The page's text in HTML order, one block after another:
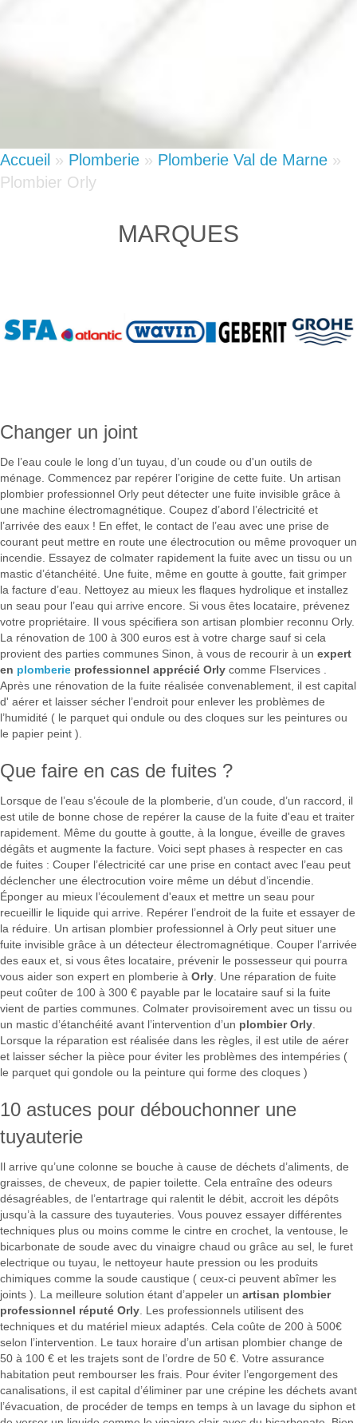
Accueil » Plomberie » Plomberie Val de Marne »
Plombier Orly
MARQUES
Changer un joint
De l’eau coule le long d’un tuyau, d’un coude ou d'un outils de
ménage. Commencez par repérer l’origine de cette fuite. Un artisan
plombier professionnel Orly peut détecter une fuite invisible grâce à
une machine électromagnétique. Coupez d’abord l’électricité et
l’arrivée des eaux ! En effet, le contact de l’eau avec une prise de
courant peut mettre en route une électrocution ou même provoquer un
incendie. Essayez de colmater rapidement la fuite avec un tissu ou un
mastic d’étanchéité. Une fuite, même en goutte à goutte, fait grimper
la facture d’eau. Nettoyez au mieux les flaques hydrolique et installez
un seau pour l’eau qui arrive encore. Si vous êtes locataire, prévenez
votre propriétaire. Il vous spécifiera son artisan plombier reconnu Orly.
La rénovation de 100 à 300 euros est à votre charge sauf si cela
provient des parties communes Sinon, à vous de recourir à un expert
en plomberie professionnel apprécié Orly comme Flservices .
Après une rénovation de la fuite réalisée convenablement, il est capital
d' aérer et laisser sécher l’endroit pour enlever les problèmes de
l’humidité ( le parquet qui ondule ou des cloques sur les peintures ou
le papier peint ).
Que faire en cas de fuites ?
Lorsque de l’eau s’écoule de la plomberie, d’un coude, d’un raccord, il
est utile de bonne chose de repérer la cause de la fuite d'eau et traiter
rapidement. Même du goutte à goutte, à la longue, éveille de graves
dégâts et augmente la facture. Voici sept phases à respecter en cas
de fuites : Couper l’électricité car une prise en contact avec l’eau peut
déclencher une électrocution voire même un début d’incendie.
Éponger au mieux l’écoulement d'eaux et mettre un seau pour
recueillir le liquide qui arrive. Repérer l’endroit de la fuite et essayer de
la réduire. Un artisan plombier professionnel à Orly peut situer une
fuite invisible grâce à un détecteur électromagnétique. Couper l’arrivée
des eaux et, si vous êtes locataire, prévenir le possesseur qui pourra
vous aider son expert en plomberie à Orly . Une réparation de fuite
peut coûter de 100 à 300 € payable par le locataire sauf si la fuite
vient de parties communes. Colmater provisoirement avec un tissu ou
un mastic d’étanchéité avant l’intervention d’un plombier Orly
Lorsque la réparation est réalisée dans les règles, il est utile de aérer
et laisser sécher la pièce pour éviter les problèmes des intempéries (
le parquet qui gondole ou la peinture qui forme des cloques )
10 astuces pour débouchonner une
tuyauterie
Il arrive qu’une colonne se bouche à cause de déchets d’aliments, de
graisses, de cheveux, de papier toilette. Cela entraîne des odeurs
désagréables, de l’entartrage qui ralentit le débit, accroit les dépôts
jusqu’à la cassure des tuyauteries. Vous pouvez essayer différentes
techniques plus ou moins comme le cintre en crochet, la ventouse, le
bicarbonate de soude avec du vinaigre chaud ou grâce au sel, le furet
electrique ou tuyau, le nettoyeur haute pression ou les produits
chimiques comme la soude caustique ( ceux-ci peuvent abîmer les
joints ). La meilleure solution étant d’appeler un artisan plombier
professionnel réputé Orly . Les professionnels utilisent des
techniques et du matériel mieux adaptés. Cela coûte de 200 à 500€
selon l’intervention. Le taux horaire d’un artisan plombier change de
50 à 100 € et les trajets sont de l’ordre de 50 €. Votre assurance
habitation peut rembourser les frais. Pour éviter l’engorgement des
canalisations, il est capital d’éliminer par une crépine les déchets avant
l’évacuation, de procéder de temps en temps à un lavage du siphon et